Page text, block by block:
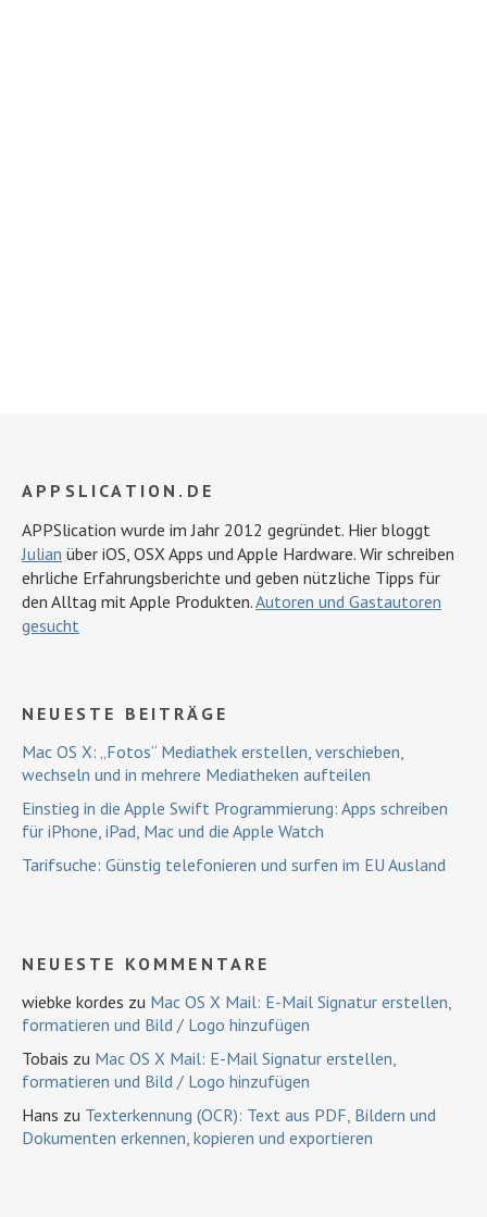
APPSLICATION.DE
APPSlication wurde im Jahr 2012 gegründet. Hier bloggt
Julian über iOS, OSX Apps und Apple Hardware. Wir schreiben
ehrliche Erfahrungsberichte und geben nützliche Tipps für
den Alltag mit Apple Produkten.Autoren und Gastautoren
gesucht
NEUESTE BEITRÄGE
Mac OS X: „Fotos“ Mediathek erstellen, verschieben,
wechseln und in mehrere Mediatheken aufteilen
Einstieg in die Apple Swift Programmierung: Apps schreiben
für iPhone, iPad, Mac und die Apple Watch
Tarifsuche: Günstig telefonieren und surfen im EU Ausland
NEUESTE KOMMENTARE
wiebke kordes zu Mac OS X Mail: E-Mail Signatur erstellen,
formatieren und Bild / Logo hinzufügen
Tobais zu Mac OS X Mail: E-Mail Signatur erstellen,
formatieren und Bild / Logo hinzufügen
Hans zu Texterkennung (OCR): Text aus PDF, Bildern und
Dokumenten erkennen, kopieren und exportieren